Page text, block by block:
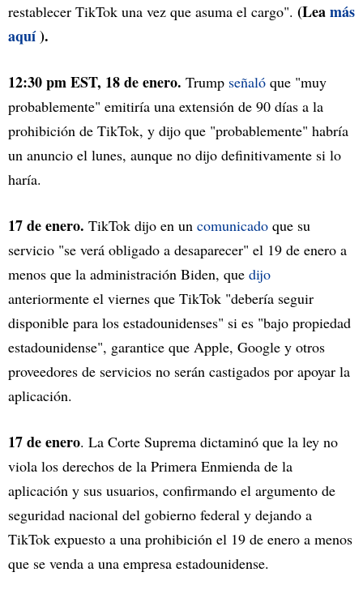
restablecer TikTok una vez que asuma el cargo". (Leamás
aquí).
12:30 pm EST, 18 de enero. Trump señaló que "muy
probablemente" emitiría una extensión de 90 días a la
prohibición de TikTok, y dijo que "probablemente" habría
un anuncio el lunes, aunque no dijo definitivamente si lo
haría.
17 de enero. TikTok dijo en un comunicado que su
servicio "se verá obligado a desaparecer" el 19 de enero a
menos que la administración Biden, que dijo
anteriormente el viernes que TikTok "debería seguir
disponible para los estadounidenses" si es "bajo propiedad
estadounidense", garantice que Apple, Google y otros
proveedores de servicios no serán castigados por apoyar la
aplicación.
17 de enero. La Corte Suprema dictaminó que la ley no
viola los derechos de la Primera Enmienda de la
aplicación y sus usuarios, confirmando el argumento de
seguridad nacional del gobierno federal y dejando a
TikTok expuesto a una prohibición el 19 de enero a menos
que se venda a una empresa estadounidense.